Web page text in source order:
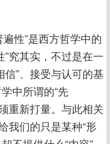
性”是西方哲学中的
究其实，不过是在一
”、接受与认可的基
中所谓的“先
重新打量。与此相关
我们的只是某种“形